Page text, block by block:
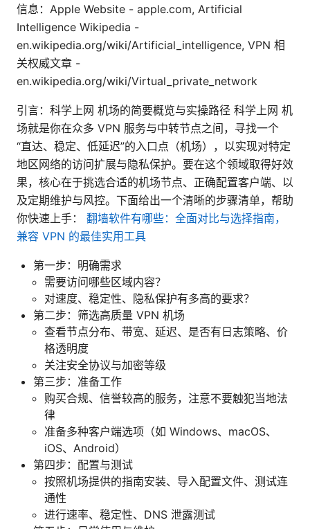
信息：Apple Website - apple.com, Artificial
Intelligence Wikipedia -
en.wikipedia.org/wiki/Artificial_intelligence, VPN 相
关权威文章 -
en.wikipedia.org/wiki/Virtual_private_network
引言：科学上网 机场的简要概览与实操路径 科学上网 机
场就是你在众多 VPN 服务与中转节点之间，寻找一个
“直达、稳定、低延迟”的入口点（机场），以实现对特定
地区网络的访问扩展与隐私保护。要在这个领域取得好效
果，核心在于挑选合适的机场节点、正确配置客户端、以
及定期维护与风控。下面给出一个清晰的步骤清单，帮助
你快速上手： 翻墙软件有哪些：全面对比与选择指南，
兼容 VPN 的最佳实用工具
第一步：明确需求
需要访问哪些区域内容？
对速度、稳定性、隐私保护有多高的要求？
第二步：筛选高质量 VPN 机场
查看节点分布、带宽、延迟、是否有日志策略、价
格透明度
关注安全协议与加密等级
第三步：准备工作
购买合规、信誉较高的服务，注意不要触犯当地法
律
准备多种客户端选项（如 Windows、macOS、
iOS、Android）
第四步：配置与测试
按照机场提供的指南安装、导入配置文件、测试连
通性
进行速率、稳定性、DNS 泄露测试